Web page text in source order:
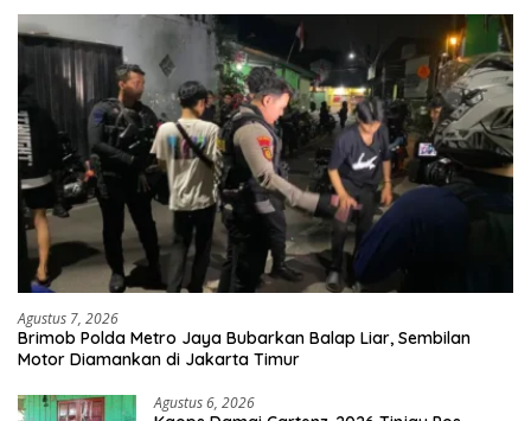
Agustus 7, 2026
Brimob Polda Metro Jaya Bubarkan Balap Liar, Sembilan
Motor Diamankan di Jakarta Timur
Agustus 6, 2026